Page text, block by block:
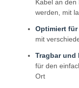
Kabel an
werden, mit
Optimiert für
mit
Tragbar und
für den
Ort